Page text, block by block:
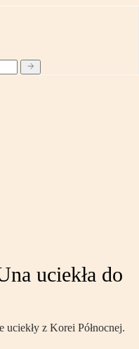
uciekła do
uciekły z Korei Północnej.